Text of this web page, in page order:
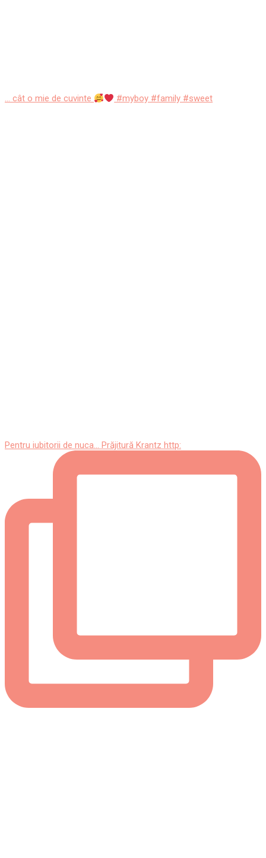
... cât o mie de cuvinte #myboy #family #sweet
Pentru iubitorii de nuca... Prăjitură Krantz http: